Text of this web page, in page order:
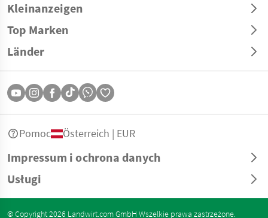
Kleinanzeigen
Top Marken
Länder
Impressum i ochrona danych
Usługi
Pomoc Österreich | EUR
© Copyright 2026 Landwirt.com GmbH Wszelkie prawa zastrzeżone.